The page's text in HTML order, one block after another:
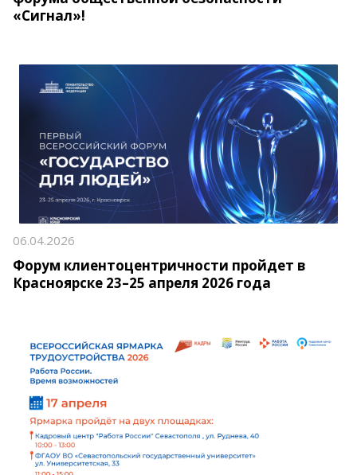
«Сигнал»!
06.04.2026
Форум клиентоцентричности пройдет в
Красноярске 23–25 апреля 2026 года